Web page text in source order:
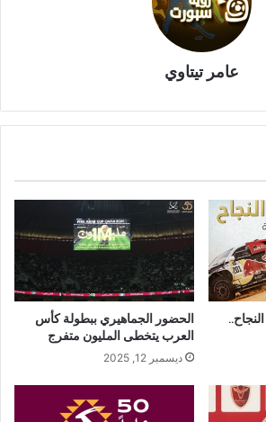
عامر تيتاوي
الحضور الجماهيري ببطولة كأس
العرب يتخطى المليون متفرج
ديسمبر 12, 2025